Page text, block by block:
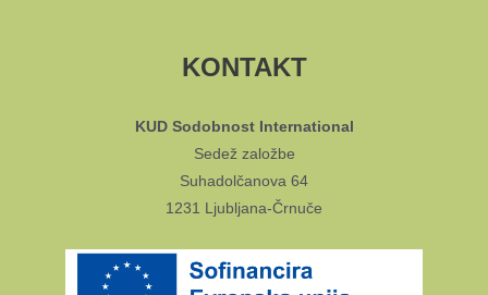
KONTAKT
KUD Sodobnost International
Sedež založbe
Suhadolčanova 64
1231 Ljubljana-Črnuče